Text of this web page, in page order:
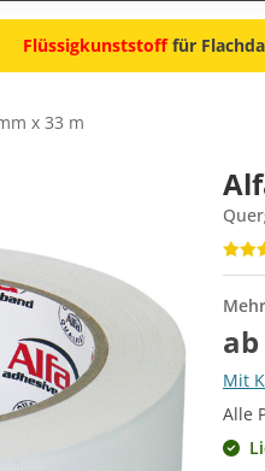
Flüssigkunststofffür
x 33 m
Mit
Alle